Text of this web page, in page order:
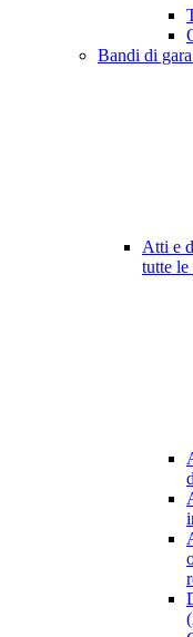
Bandi di
Atti e
tutte le